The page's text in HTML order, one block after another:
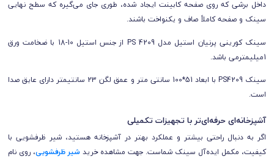
داخل برشی که روی صفحه کابینت ایجاد شده، طوری جای می‌گیره که سطح نهایی
سینک و صفحه کاملاً صاف و یکنواخت باشند.
سینک کورینی پرنیان استیل مدل PS 4209 از جنس استیل 10-18 با ضخامت ورق
1میلیمترمی باشد.
سینک PS4209 با ابعاد 51*100 سانتی متر و عمق لگن 23 سانتیمتر داراى عایق صدا
است.
آشپزخانه‌ای حرفه‌ای‌تر با تجهیزات تکمیلی
اگر به دنبال راحتی بیشتر و عملکرد بهتر در آشپزخانه هستید، شیر ظرفشویی با
کیفیت، مکمل ایده‌آل سینک شماست. جهت مشاهده خریدشیر ظرفشویی، روی نام